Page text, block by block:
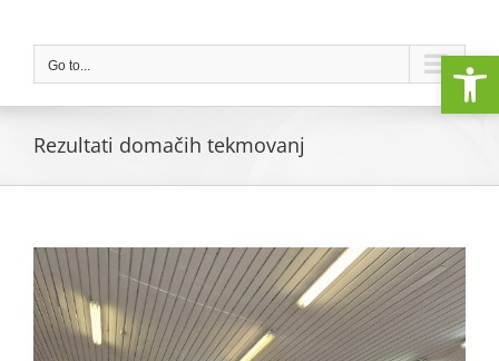
contentGo to...
Rezultati domačih tekmovanj